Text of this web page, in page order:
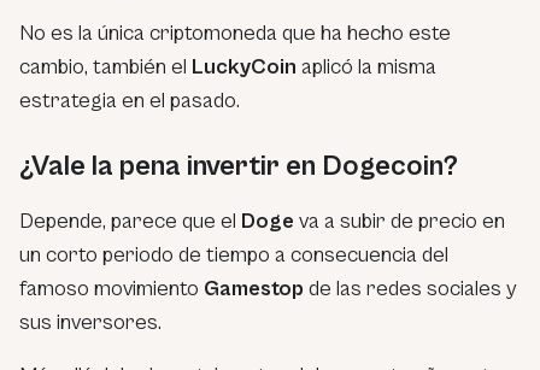
No es la única criptomoneda que ha hecho este
cambio, también el LuckyCoin aplicó la misma
estrategia en el pasado.
¿Vale la pena invertir en Dogecoin?
Depende, parece que el Doge va a subir de precio en
un corto periodo de tiempo a consecuencia del
famoso movimiento Gamestop de las redes sociales y
sus inversores.